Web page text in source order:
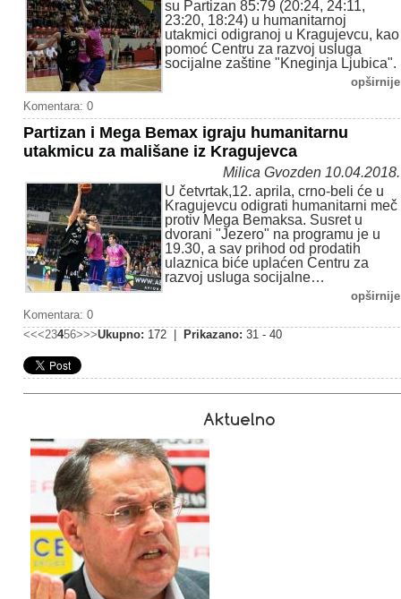
su Partizan 85:79 (20:24, 24:11,
23:20, 18:24) u humanitarnoj
utakmici odigranoj u Kragujevcu, kao
pomoć Centru za razvoj usluga
socijalne zaštine "Kneginja Ljubica".
opširnije
Komentara: 0
Partizan i Mega Bemax igraju humanitarnu
utakmicu za mališane iz Kragujevca
Milica Gvozden 10.04.2018.
U četvrtak,12. aprila, crno-beli će u
Kragujevcu odigrati humanitarni meč
protiv Mega Bemaksa. Susret u
dvorani "Jezero" na programu je u
19.30, a sav prihod od prodatih
ulaznica biće uplaćen Centru za
razvoj usluga socijalne…
opširnije
Komentara: 0
<<<23456>>>Ukupno: 172 | Prikazano: 31 - 40
Aktuelno